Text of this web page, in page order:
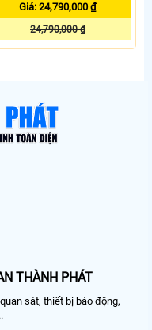
Giá: 24,790,000 ₫
24,790,000 ₫
THÀNH PHÁT
sát, thiết bị báo động,